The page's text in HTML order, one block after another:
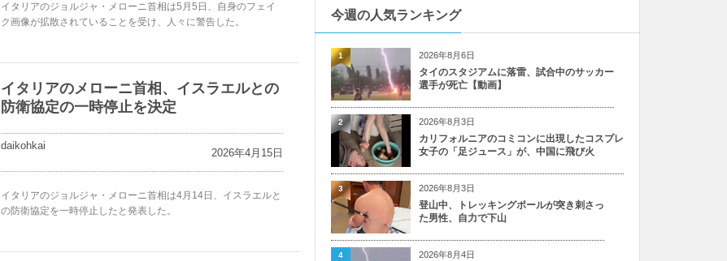
イタリアのジョルジャ・メローニ首相は5月5日、自身のフェイ
ク画像が拡散されていることを受け、人々に警告した。
イタリアのメローニ首相、イスラエルとの
防衛協定の一時停止を決定
daikohkai
2026年4月15日
イタリアのジョルジャ・メローニ首相は4月14日、イスラエルと
の防衛協定を一時停止したと発表した。
今週の人気ランキング
2026年8月6日
タイのスタジアムに落雷、試合中のサッカー
選手が死亡【動画】
1
2026年8月3日
カリフォルニアのコミコンに出現したコスプレ
女子の「足ジュース」が、中国に飛び火
2
2026年8月3日
登山中、トレッキングポールが突き刺さっ
た男性、自力で下山
3
2026年8月4日
4